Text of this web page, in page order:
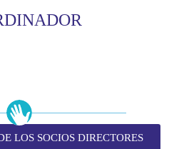
LOS SOCIOS DIRECTORES